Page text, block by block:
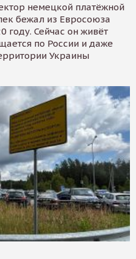
немецкой платёжной
бежал из Евросоюза
году. Сейчас он живёт
по России и даже
Украины